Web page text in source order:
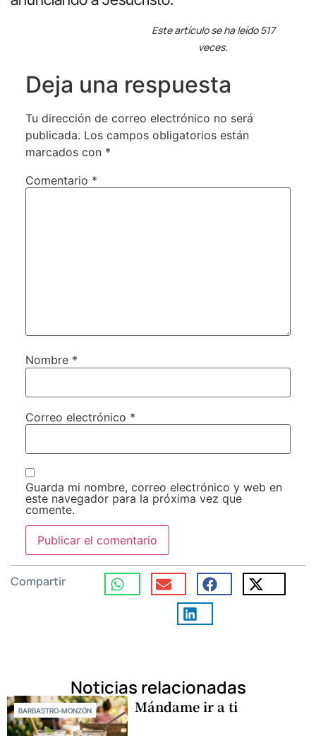
Este artículo se ha leído 517
veces.
Deja una respuesta
Tu dirección de correo electrónico no será
publicada. Los campos obligatorios están
marcados con *
Comentario *
Nombre *
Correo electrónico *
Guarda mi nombre, correo electrónico y web en
este navegador para la próxima vez que
comente.
Compartir
Noticias relacionadas
BARBASTRO-MONZÓN Mándame ir a ti